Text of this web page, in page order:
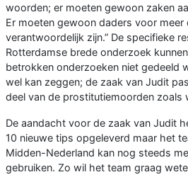
woorden; er moeten gewoon zaken
Er moeten gewoon daders voor meer
verantwoordelijk zijn.” De specifieke
Rotterdamse brede onderzoek
betrokken onderzoeken niet gedeeld
wel kan zeggen; de zaak van Judit
deel van de prostitutiemoorden zoals
De aandacht voor de zaak van Judit
10 nieuwe tips opgeleverd maar het
Midden-Nederland kan nog steeds
gebruiken. Zo wil het team graag